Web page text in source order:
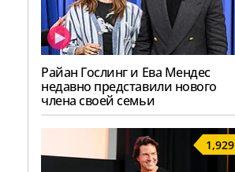
Райан Гослинг и Ева Мендес
недавно представили нового
члена своей семьи
1,929